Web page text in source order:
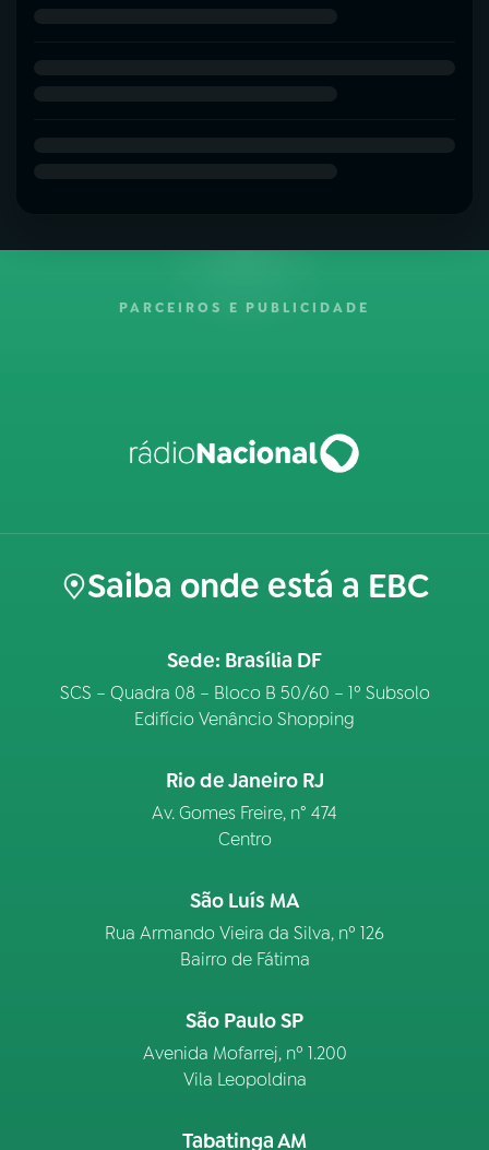
PARCEIROS E PUBLICIDADE
Saiba onde está a EBC
Sede: Brasília DF
SCS – Quadra 08 – Bloco B 50/60 – 1º Subsolo
Edifício Venâncio Shopping
Rio de Janeiro RJ
Av. Gomes Freire, n° 474
Centro
São Luís MA
Rua Armando Vieira da Silva, nº 126
Bairro de Fátima
São Paulo SP
Avenida Mofarrej, nº 1.200
Vila Leopoldina
Tabatinga AM